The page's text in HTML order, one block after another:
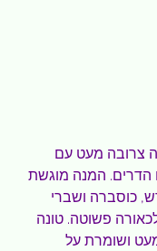
צרובה מעט עם
הדרים. המנה מוגשת
כוסברה ושברי
פשוטה. טונה
ושומרת על